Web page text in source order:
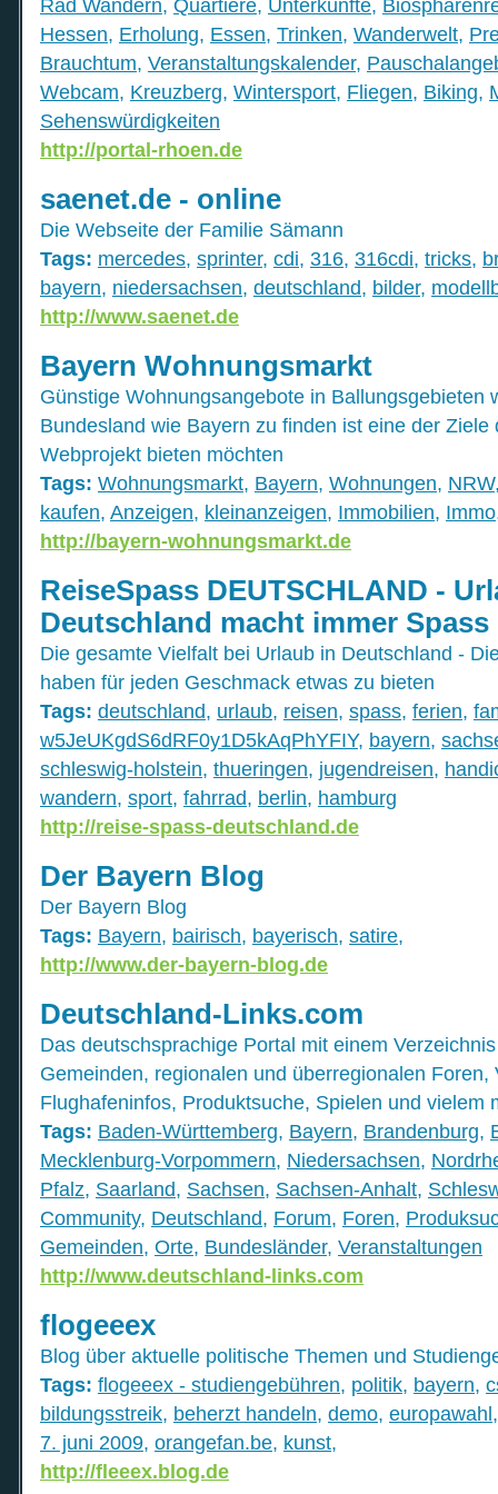
Rad Wandern, Quartiere, Unterkünfte,
Hessen, Erholung, Essen, Trinken, Wanderwelt,
Brauchtum, Veranstaltungskalender,
Webcam, Kreuzberg, Wintersport, Fliegen, Biking,
Sehenswürdigkeiten
http://portal-rhoen.de
saenet.de - online
Die Webseite der Familie Sämann
Tags: mercedes, sprinter, cdi, 316, 316cdi, tricks,
bayern, niedersachsen, deutschland, bilder,
http://www.saenet.de
Bayern Wohnungsmarkt
Günstige Wohnungsangebote in Ballungsgebieten
Bundesland wie Bayern zu finden ist eine der
Webprojekt bieten möchten
Tags: Wohnungsmarkt, Bayern, Wohnungen, NRW
kaufen, Anzeigen, kleinanzeigen, Immobilien, Immo
http://bayern-wohnungsmarkt.de
ReiseSpass DEUTSCHLAND -
Deutschland macht immer Spass
Die gesamte Vielfalt bei Urlaub in Deutschland -
haben für jeden Geschmack etwas zu bieten
Tags: deutschland, urlaub, reisen, spass, ferien,
w5JeUKgdS6dRF0y1D5kAqPhYFIY, bayern,
schleswig-holstein, thueringen, jugendreisen,
wandern, sport, fahrrad, berlin, hamburg
http://reise-spass-deutschland.de
Der Bayern Blog
Der Bayern Blog
Tags: Bayern, bairisch, bayerisch, satire,
http://www.der-bayern-blog.de
Deutschland-Links.com
Das deutschsprachige Portal mit einem
Gemeinden, regionalen und überregionalen Foren,
Flughafeninfos, Produktsuche, Spielen und vielem
Tags: Baden-Württemberg, Bayern, Brandenburg,
Mecklenburg-Vorpommern, Niedersachsen,
Pfalz, Saarland, Sachsen, Sachsen-Anhalt,
Community, Deutschland, Forum, Foren,
Gemeinden, Orte, Bundesländer, Veranstaltungen
http://www.deutschland-links.com
flogeeex
Blog über aktuelle politische Themen und
Tags: flogeeex - studiengebühren, politik, bayern,
bildungsstreik, beherzt handeln, demo, europawahl
7. juni 2009, orangefan.be, kunst,
http://fleeex.blog.de